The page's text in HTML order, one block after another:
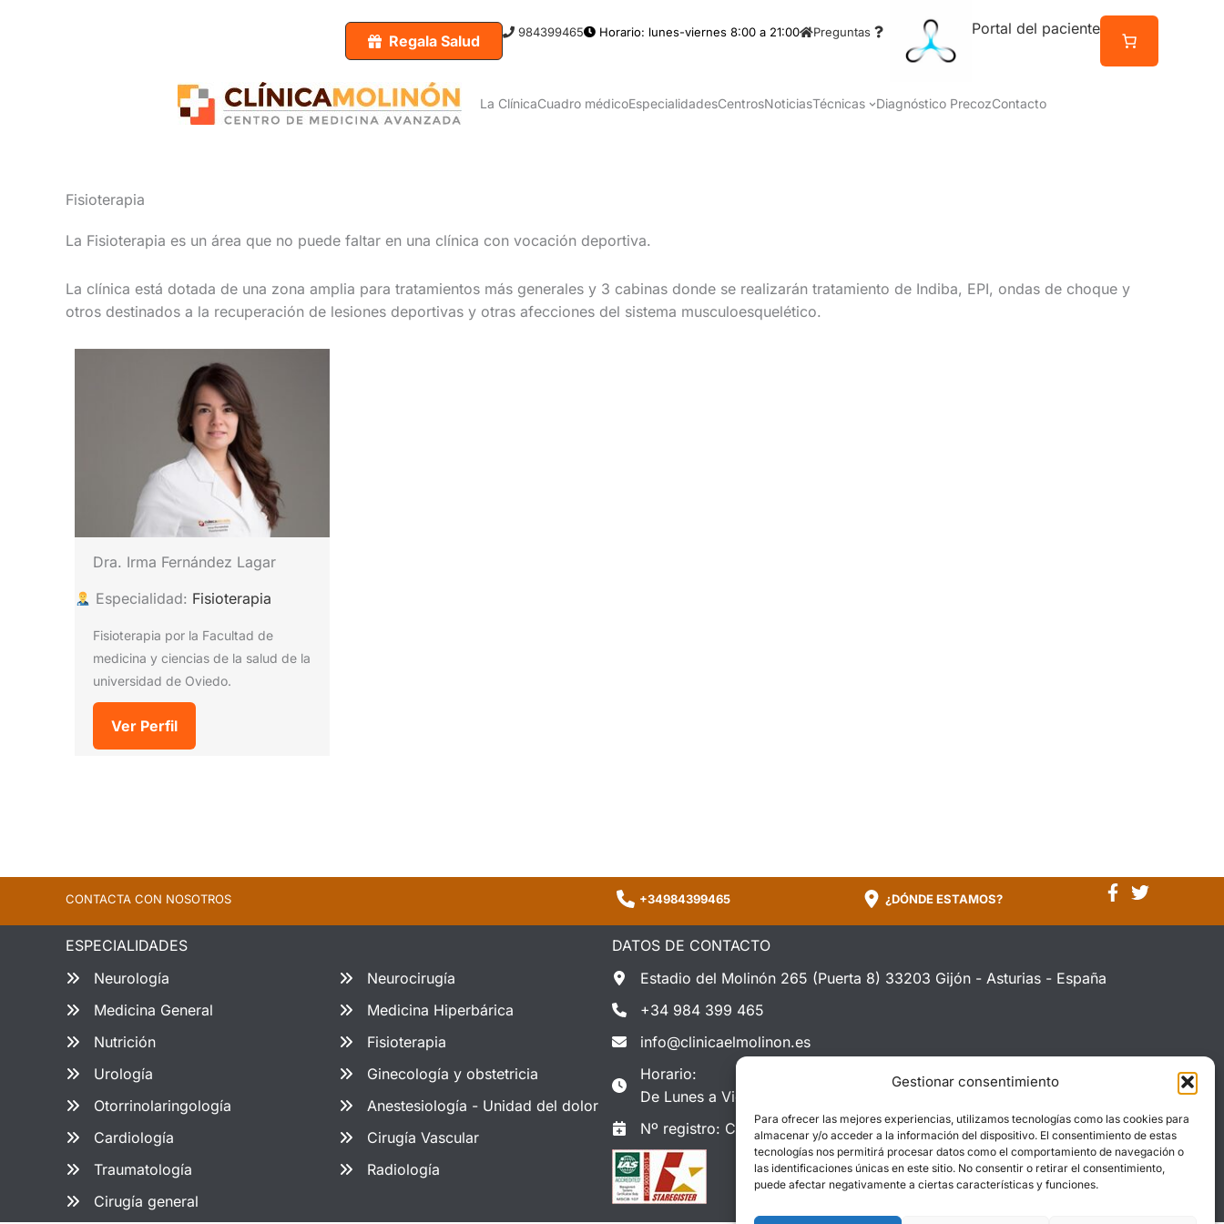
Gestionar consentimiento
Para ofrecer las mejores experiencias, utilizamos tecnologías como las cookies para
almacenar y/o acceder a la información del dispositivo. El consentimiento de estas
tecnologías nos permitirá procesar datos como el comportamiento de navegación o
las identificaciones únicas en este sitio. No consentir o retirar el consentimiento,
puede afectar negativamente a ciertas características y funciones.
Regala Salud
984399465 Horario: lunes-viernes 8:00 a 21:00 Preguntas Portal del paciente
La ClínicaCuadro médicoEspecialidadesCentrosNoticiasTécnicas Diagnóstico PrecozContacto
Fisioterapia
La Fisioterapia es un área que no puede faltar en una clínica con vocación deportiva.
La clínica está dotada de una zona amplia para tratamientos más generales y 3 cabinas donde se realizarán tratamiento de Indiba, EPI, ondas de choque y
otros destinados a la recuperación de lesiones deportivas y otras afecciones del sistema musculoesquelético.
Dra. Irma Fernández Lagar
Especialidad: Fisioterapia
Fisioterapia por la Facultad de
medicina y ciencias de la salud de la
universidad de Oviedo.
Ver Perfil
CONTACTA CON NOSOTROS +34984399465 ¿DÓNDE ESTAMOS?
ESPECIALIDADES
DATOS DE CONTACTO
Neurología
Medicina General
Nutrición
Urología
Otorrinolaringología
Cardiología
Traumatología
Cirugía general
Neurocirugía
Medicina Hiperbárica
Fisioterapia
Ginecología y obstetricia
Anestesiología - Unidad del dolor
Cirugía Vascular
Radiología
Estadio del Molinón 265 (Puerta 8) 33203 Gijón - Asturias - España
+34 984 399 465
info@clinicaelmolinon.es
Horario:
De Lunes a Viernes : 08:00h. - 21:00h
Nº registro: C.2.4/5462/2